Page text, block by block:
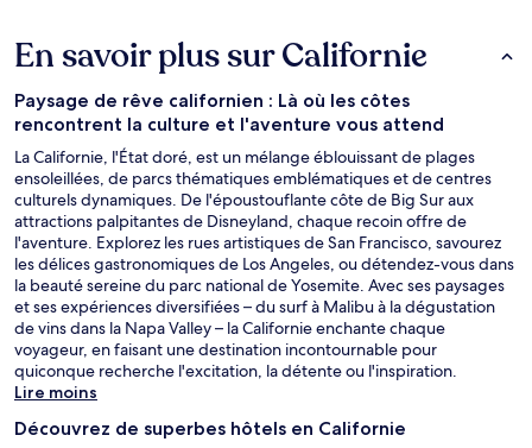
En savoir plus sur Californie
Paysage de rêve californien : Là où les côtes
rencontrent la culture et l'aventure vous attend
La Californie, l'État doré, est un mélange éblouissant de plages
ensoleillées, de parcs thématiques emblématiques et de centres
culturels dynamiques. De l'époustouflante côte de Big Sur aux
attractions palpitantes de Disneyland, chaque recoin offre de
l'aventure. Explorez les rues artistiques de San Francisco, savourez
les délices gastronomiques de Los Angeles, ou détendez-vous dans
la beauté sereine du parc national de Yosemite. Avec ses paysages
et ses expériences diversifiées – du surf à Malibu à la dégustation
de vins dans la Napa Valley – la Californie enchante chaque
voyageur, en faisant une destination incontournable pour
quiconque recherche l'excitation, la détente ou l'inspiration.
Lire moins
Découvrez de superbes hôtels en Californie